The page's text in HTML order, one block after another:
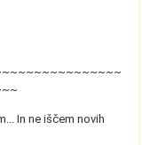
In ne iščem novih